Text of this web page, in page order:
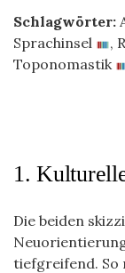
Schlagwörter:
Sprachinsel
,
Toponomastik
1.
Die beiden
tiefgreifend. So